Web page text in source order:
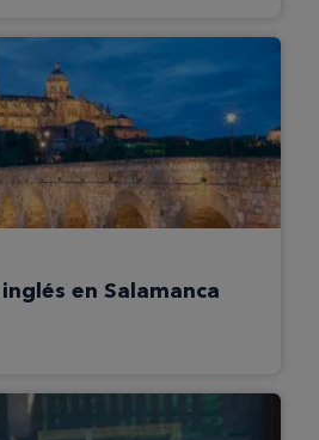
en Salamanca